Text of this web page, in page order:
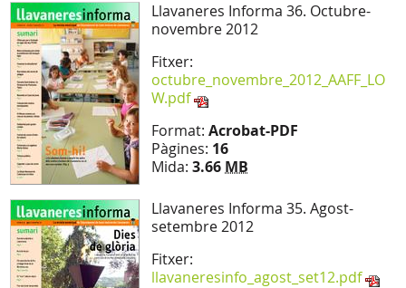
Llavaneres Informa 36. Octubre-
novembre 2012
Fitxer:
octubre_novembre_2012_AAFF_LO
W.pdf
Format: Acrobat-PDF
Pàgines: 16
Mida: 3.66 MB
Llavaneres Informa 35. Agost-
setembre 2012
Fitxer:
llavaneresinfo_agost_set12.pdf